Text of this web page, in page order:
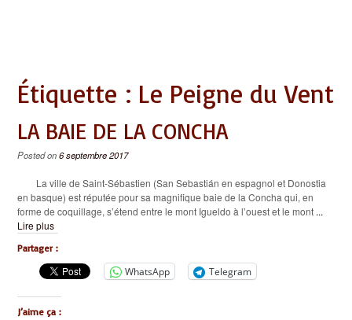
Étiquette : Le Peigne du Vent
LA BAIE DE LA CONCHA
Posted on6 septembre 2017
La ville de Saint-Sébastien (San Sebastián en espagnol et Donostia
en basque) est réputée pour sa magnifique baie de la Concha qui, en
forme de coquillage, s’étend entre le mont Igueldo à l’ouest et le mont ...
Lire plus
Partager :
WhatsApp Telegram
J’aime ça :